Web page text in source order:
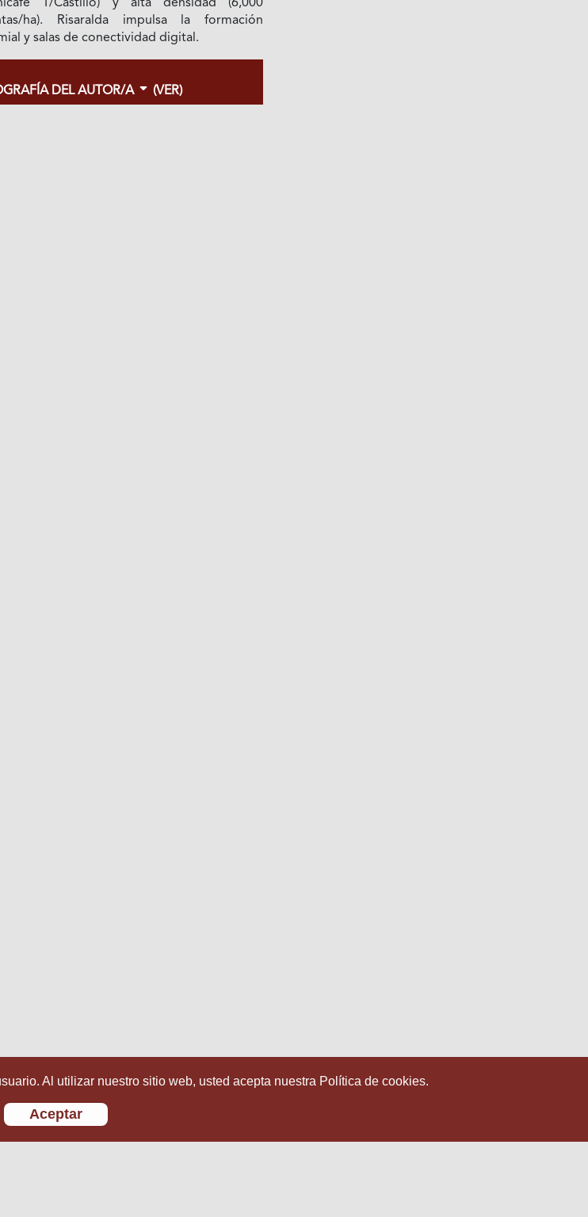
1/Castillo) y alta densidad (6,000
ha). Risaralda impulsa la formación
y salas de conectividad digital.
DEL AUTOR/A (VER)
Al utilizar nuestro sitio web, usted acepta nuestra Política de cookies.
Aceptar